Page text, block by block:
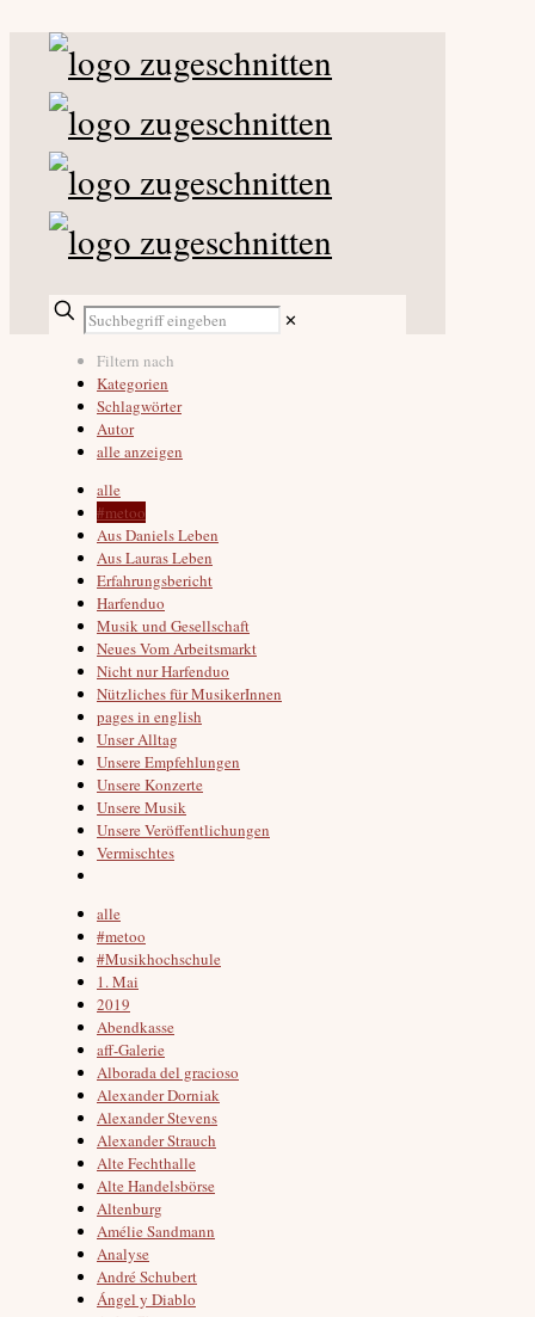
✕
Filtern nach
Kategorien
Schlagwörter
Autor
alle anzeigen
alle
#metoo
Aus Daniels Leben
Aus Lauras Leben
Erfahrungsbericht
Harfenduo
Musik und Gesellschaft
Neues Vom Arbeitsmarkt
Nicht nur Harfenduo
Nützliches für MusikerInnen
pages in english
Unser Alltag
Unsere Empfehlungen
Unsere Konzerte
Unsere Musik
Unsere Veröffentlichungen
Vermischtes
alle
#metoo
#Musikhochschule
1. Mai
2019
Abendkasse
aff-Galerie
Alborada del gracioso
Alexander Dorniak
Alexander Stevens
Alexander Strauch
Alte Fechthalle
Alte Handelsbörse
Altenburg
Amélie Sandmann
Analyse
André Schubert
Ángel y Diablo